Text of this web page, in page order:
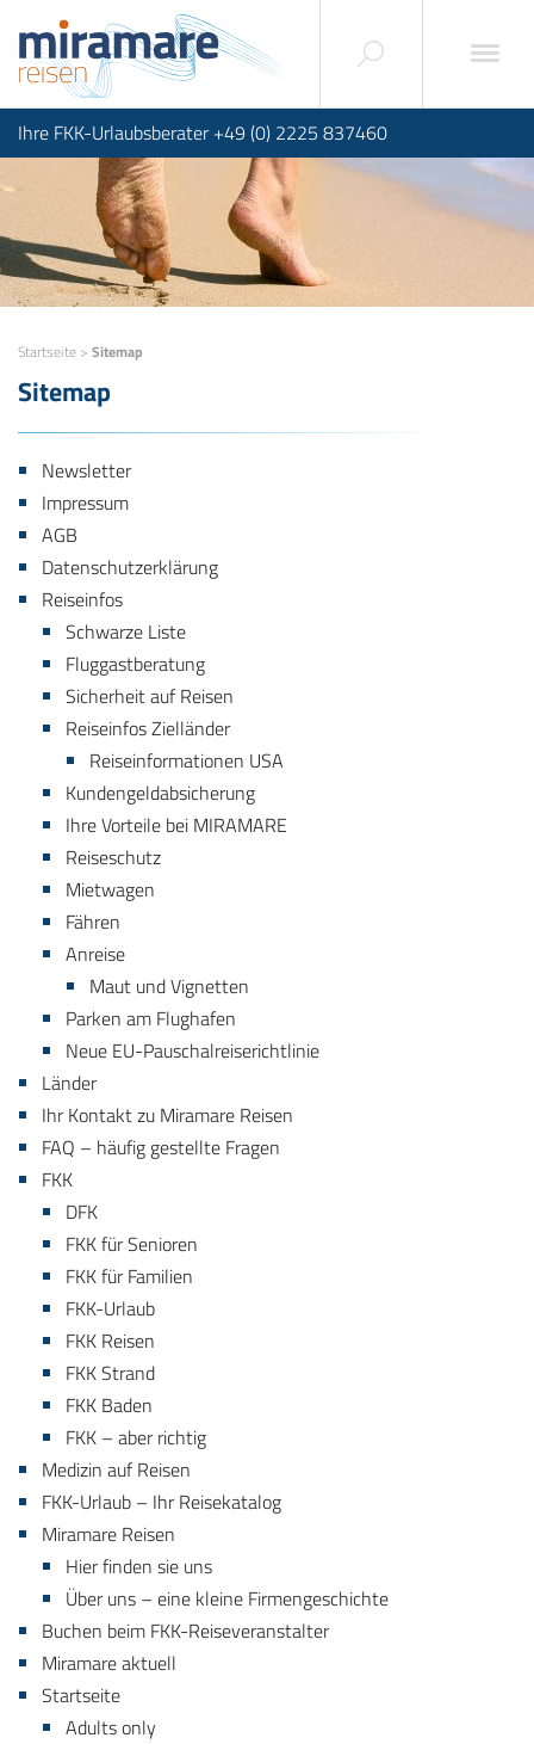
Ihre FKK-Urlaubsberater +49 (0) 2225 837460
Startseite > Sitemap
Sitemap
Newsletter
Impressum
AGB
Datenschutzerklärung
Reiseinfos
Schwarze Liste
Fluggastberatung
Sicherheit auf Reisen
Reiseinfos Zielländer
Reiseinformationen USA
Kundengeldabsicherung
Ihre Vorteile bei MIRAMARE
Reiseschutz
Mietwagen
Fähren
Anreise
Maut und Vignetten
Parken am Flughafen
Neue EU-Pauschalreiserichtlinie
Länder
Ihr Kontakt zu Miramare Reisen
FAQ – häufig gestellte Fragen
FKK
DFK
FKK für Senioren
FKK für Familien
FKK-Urlaub
FKK Reisen
FKK Strand
FKK Baden
FKK – aber richtig
Medizin auf Reisen
FKK-Urlaub – Ihr Reisekatalog
Miramare Reisen
Hier finden sie uns
Über uns – eine kleine Firmengeschichte
Buchen beim FKK-Reiseveranstalter
Miramare aktuell
Startseite
Adults only